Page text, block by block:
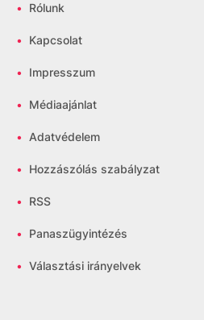
• Rólunk
• Kapcsolat
• Impresszum
• Médiaajánlat
• Adatvédelem
• Hozzászólás szabályzat
• RSS
• Panaszügyintézés
• Választási irányelvek